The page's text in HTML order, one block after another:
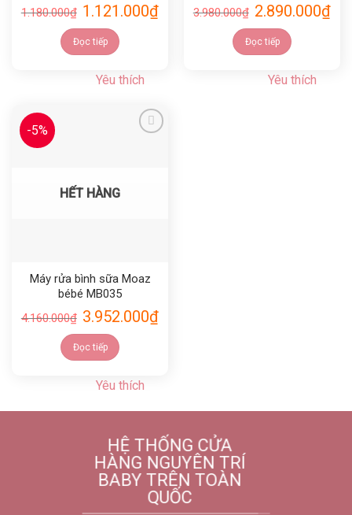
1.180.000₫ 1.121.000₫
Đọc tiếp
Yêu thích
3.980.000₫ 2.890.000₫
Đọc tiếp
Yêu thích
-5%
HẾT HÀNG
Máy rửa bình sữa Moaz
bébé MB035
4.160.000₫ 3.952.000₫
Đọc tiếp
Yêu thích
HỆ THỐNG CỬA
HÀNG NGUYÊN TRÍ
BABY TRÊN TOÀN
QUỐC